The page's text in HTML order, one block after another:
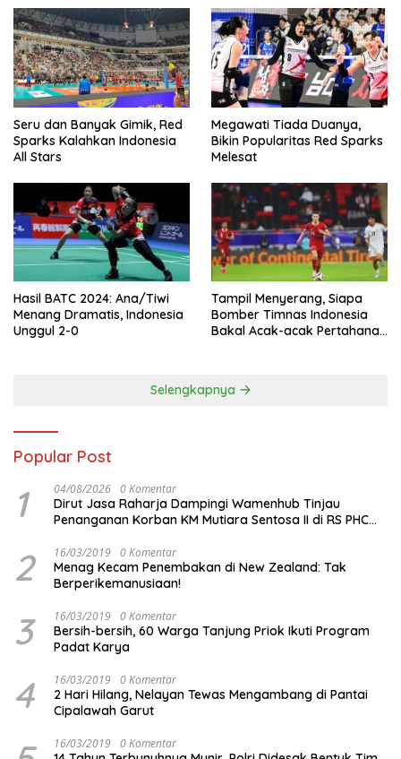
Seru dan Banyak Gimik, Red
Sparks Kalahkan Indonesia
All Stars
Megawati Tiada Duanya,
Bikin Popularitas Red Sparks
Melesat
Hasil BATC 2024: Ana/Tiwi
Menang Dramatis, Indonesia
Unggul 2-0
Tampil Menyerang, Siapa
Bomber Timnas Indonesia
Bakal Acak-acak Pertahanan
Selengkapnya
Popular Post
1 04/08/2026 0 Komentar
Dirut Jasa Raharja Dampingi Wamenhub Tinjau
Penanganan Korban KM Mutiara Sentosa II di RS PHC
2 16/03/2019 0 Komentar
Menag Kecam Penembakan di New Zealand: Tak
Berperikemanusiaan!
3 16/03/2019 0 Komentar
Bersih-bersih, 60 Warga Tanjung Priok Ikuti Program
Padat Karya
4 16/03/2019 0 Komentar
2 Hari Hilang, Nelayan Tewas Mengambang di Pantai
Cipalawah Garut
16/03/2019 0 Komentar